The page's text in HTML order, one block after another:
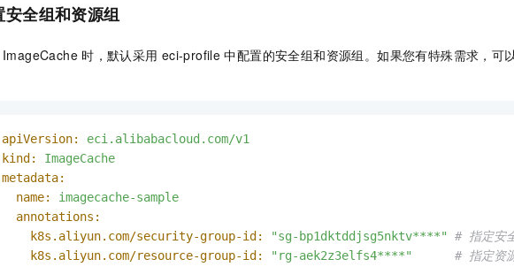
安全组和资源组
ImageCache 时，默认采用 eci-profile 中配置的安全组和资源组。如果您有特殊需求，可
apiVersion:
eci.alibabacloud.com/v1
kind:
ImageCache
metadata:
name:
imagecache-sample
annotations:
k8s.aliyun.com/security-group-id:
"sg-bp1dktddjsg5nktv****"
# 指定安
k8s.aliyun.com/resource-group-id:
"rg-aek2z3elfs4****"
# 指定资